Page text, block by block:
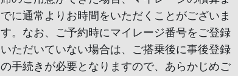
でに通常よりお時間をいただくことがございま
す。なお、ご予約時にマイレージ番号をご登録
いただいていない場合は、ご搭乗後に事後登録
の手続きが必要となりますので、あらかじめご